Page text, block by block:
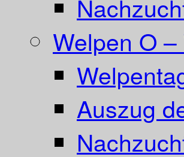
Welpen O
Auszug